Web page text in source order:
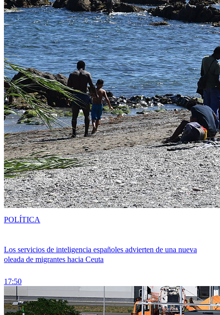
Los servicios de inteligencia españoles advierten de una nueva
oleada de migrantes hacia Ceuta
17:50
POLÍTICA